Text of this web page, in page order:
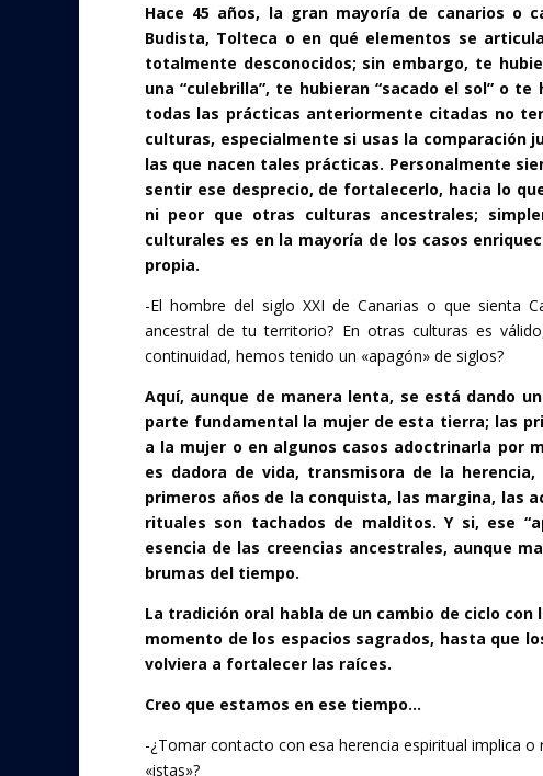
Hace 45 años, la gran mayoría de canarios o
Budista, Tolteca o en qué elementos se
totalmente desconocidos; sin embargo, te
una “culebrilla”, te hubieran “sacado el sol” o
todas las prácticas anteriormente citadas no
culturas, especialmente si usas la comparación
las que nacen tales prácticas. Personalmente
sentir ese desprecio, de fortalecerlo, hacia lo
ni peor que otras culturas ancestrales;
culturales es en la mayoría de los casos
propia.
-El hombre del siglo XXI de Canarias o que sienta
ancestral de tu territorio? En otras culturas es
continuidad, hemos tenido un «apagón» de siglos?
Aquí, aunque de manera lenta, se está dando
parte fundamental la mujer de esta tierra; las
a la mujer o en algunos casos adoctrinarla por
es dadora de vida, transmisora de la
primeros años de la conquista, las margina, las
rituales son tachados de malditos. Y si, ese
esencia de las creencias ancestrales, aunque
brumas del tiempo.
La tradición oral habla de un cambio de ciclo
momento de los espacios sagrados, hasta que
volviera a fortalecer las raíces.
Creo que estamos en ese tiempo…
-¿Tomar contacto con esa herencia espiritual implica
«istas»?